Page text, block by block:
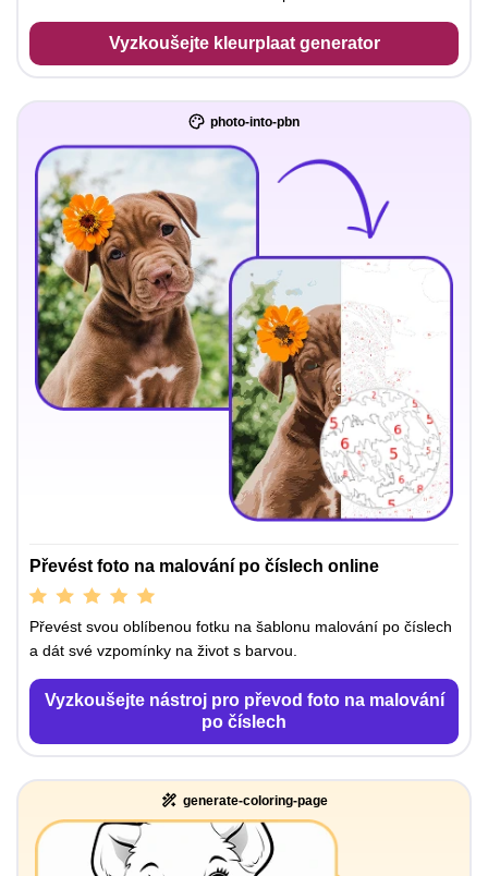
Vyzkoušejte kleurplaat generator
photo-into-pbn
Převést foto na malování po číslech online
Převést svou oblíbenou fotku na šablonu malování po číslech
a dát své vzpomínky na život s barvou.
Vyzkoušejte nástroj pro převod foto na malování
po číslech
generate-coloring-page